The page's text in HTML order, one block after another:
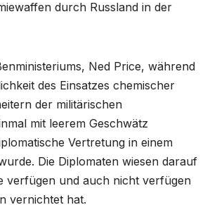
durch Russland in der
Ned Price, während
des Einsatzes chemischer
der militärischen
mit leerem Geschwätz
Vertretung in einem
Die Diplomaten wiesen darauf
verfügen und auch nicht verfügen
vernichtet hat.